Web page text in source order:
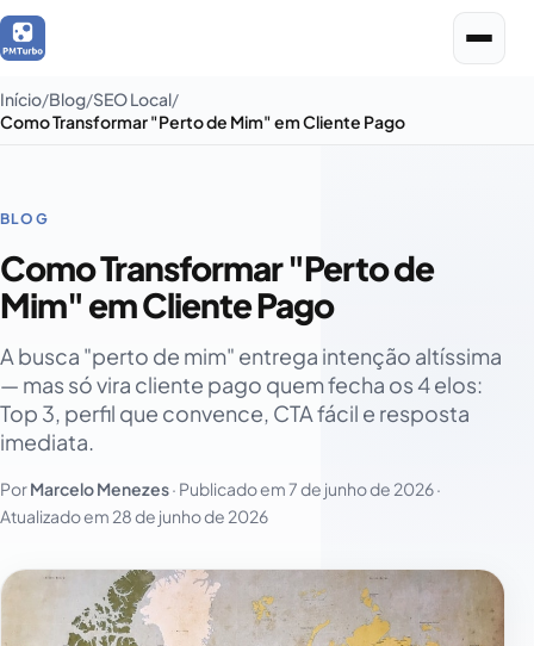
Início Blog SEO Local
Como Transformar "Perto de Mim" em Cliente Pago
BLOG
Como Transformar "Perto de
Mim" em Cliente Pago
A busca "perto de mim" entrega intenção altíssima
— mas só vira cliente pago quem fecha os 4 elos:
Top 3, perfil que convence, CTA fácil e resposta
imediata.
PorMarcelo Menezes· Publicado em7 de junho de 2026·
Atualizado em 28 de junho de 2026